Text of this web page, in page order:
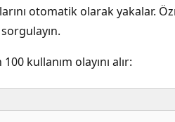
otomatik olarak yakalar.
kullanım olayını alır: